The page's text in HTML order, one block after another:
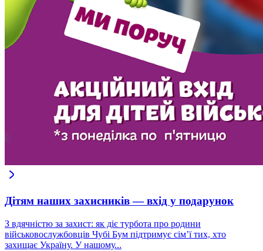
Дітям наших захисників — вхід у подарунок
З вдячністю за захист: як діє турбота про родини
військовослужбовців Чубі Бум підтримує сім’ї тих, хто
захищає Україну. У нашому...